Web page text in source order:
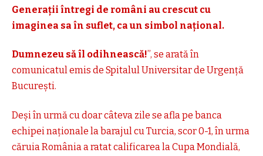
Generații întregi de români au crescut cu
imaginea sa în suflet, ca un simbol național.
Dumnezeu să îl odihnească!”, se arată în
comunicatul emis de Spitalul Universitar de Urgență
București.
Deși în urmă cu doar câteva zile se afla pe banca
echipei naționale la barajul cu Turcia, scor 0-1, în urma
căruia România a ratat calificarea la Cupa Mondială,